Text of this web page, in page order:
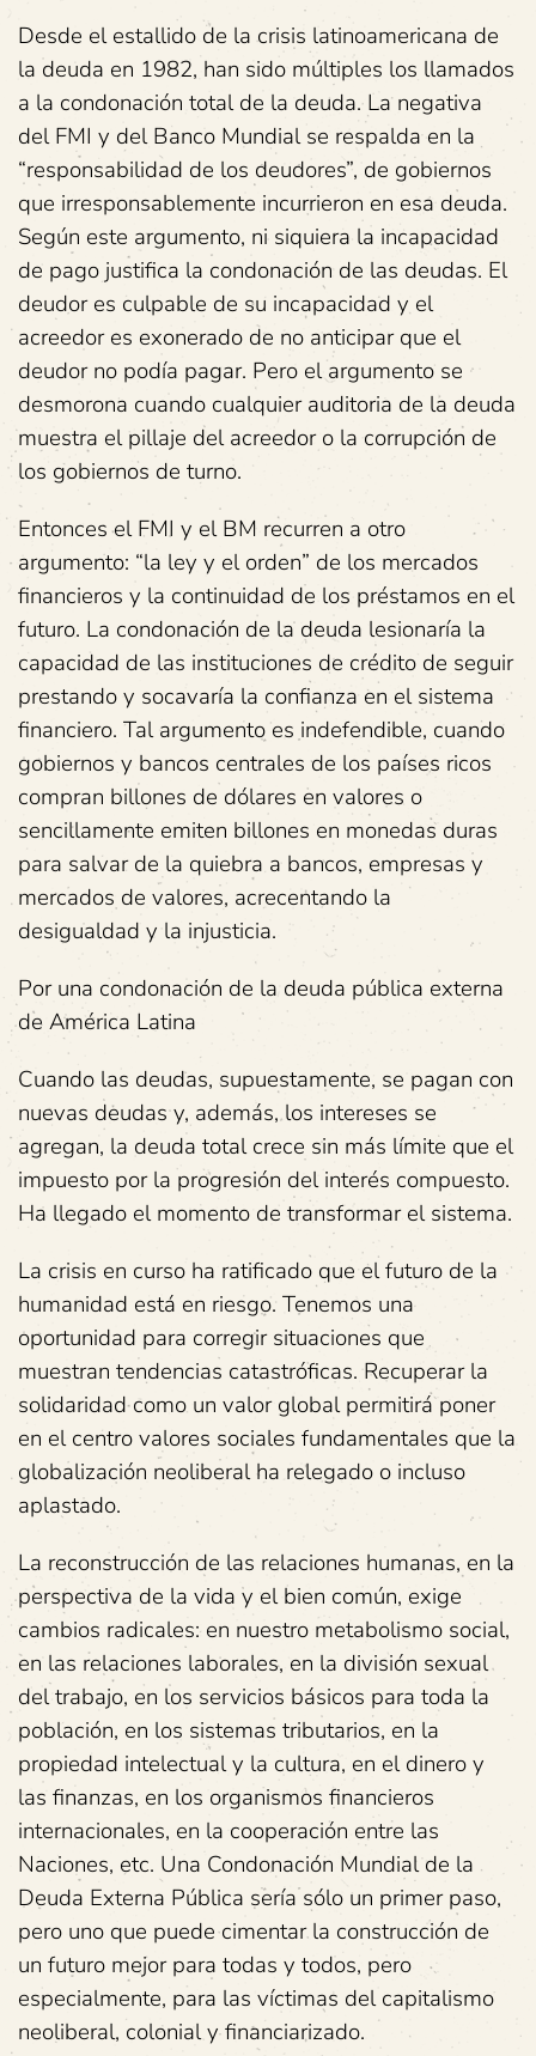
Desde el estallido de la crisis latinoamericana de
la deuda en 1982, han sido múltiples los llamados
a la condonación total de la deuda. La negativa
del FMI y del Banco Mundial se respalda en la
“responsabilidad de los deudores”, de gobiernos
que irresponsablemente incurrieron en esa deuda.
Según este argumento, ni siquiera la incapacidad
de pago justifica la condonación de las deudas. El
deudor es culpable de su incapacidad y el
acreedor es exonerado de no anticipar que el
deudor no podía pagar. Pero el argumento se
desmorona cuando cualquier auditoria de la deuda
muestra el pillaje del acreedor o la corrupción de
los gobiernos de turno.
Entonces el FMI y el BM recurren a otro
argumento: “la ley y el orden” de los mercados
financieros y la continuidad de los préstamos en el
futuro. La condonación de la deuda lesionaría la
capacidad de las instituciones de crédito de seguir
prestando y socavaría la confianza en el sistema
financiero. Tal argumento es indefendible, cuando
gobiernos y bancos centrales de los países ricos
compran billones de dólares en valores o
sencillamente emiten billones en monedas duras
para salvar de la quiebra a bancos, empresas y
mercados de valores, acrecentando la
desigualdad y la injusticia.
Por una condonación de la deuda pública externa
de América Latina
Cuando las deudas, supuestamente, se pagan con
nuevas deudas y, además, los intereses se
agregan, la deuda total crece sin más límite que el
impuesto por la progresión del interés compuesto.
Ha llegado el momento de transformar el sistema.
La crisis en curso ha ratificado que el futuro de la
humanidad está en riesgo. Tenemos una
oportunidad para corregir situaciones que
muestran tendencias catastróficas. Recuperar la
solidaridad como un valor global permitirá poner
en el centro valores sociales fundamentales que la
globalización neoliberal ha relegado o incluso
aplastado.
La reconstrucción de las relaciones humanas, en la
perspectiva de la vida y el bien común, exige
cambios radicales: en nuestro metabolismo social,
en las relaciones laborales, en la división sexual
del trabajo, en los servicios básicos para toda la
población, en los sistemas tributarios, en la
propiedad intelectual y la cultura, en el dinero y
las finanzas, en los organismos financieros
internacionales, en la cooperación entre las
Naciones, etc. Una Condonación Mundial de la
Deuda Externa Pública sería sólo un primer paso,
pero uno que puede cimentar la construcción de
un futuro mejor para todas y todos, pero
especialmente, para las víctimas del capitalismo
neoliberal, colonial y financiarizado.